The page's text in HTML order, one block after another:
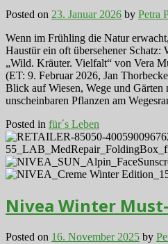
Posted on 23. Januar 2026 by Petra
Wenn im Frühling die Natur
Haustür ein oft übersehener Schatz:
„Wild. Kräuter. Vielfalt“ von Vera
(ET: 9. Februar 2026, Jan
Blick auf Wiesen, Wege und Gärten
unscheinbaren Pflanzen am
Posted in für´s Leben
Nivea Winter
Posted on 16. November 2025 by